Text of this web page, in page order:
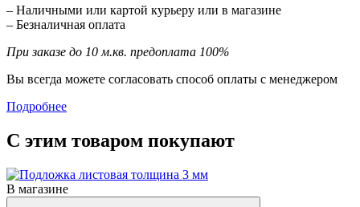
– Наличными или картой курьеру или в магазине
– Безналичная оплата
При заказе до 10 м.кв. предоплата 100%
Вы всегда можете согласовать способ оплаты с менеджером
Подробнее
С этим товаром покупают
В магазине